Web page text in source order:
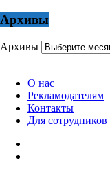
Архивы
Архивы
О нас
Рекламодателям
Контакты
Для сотрудников